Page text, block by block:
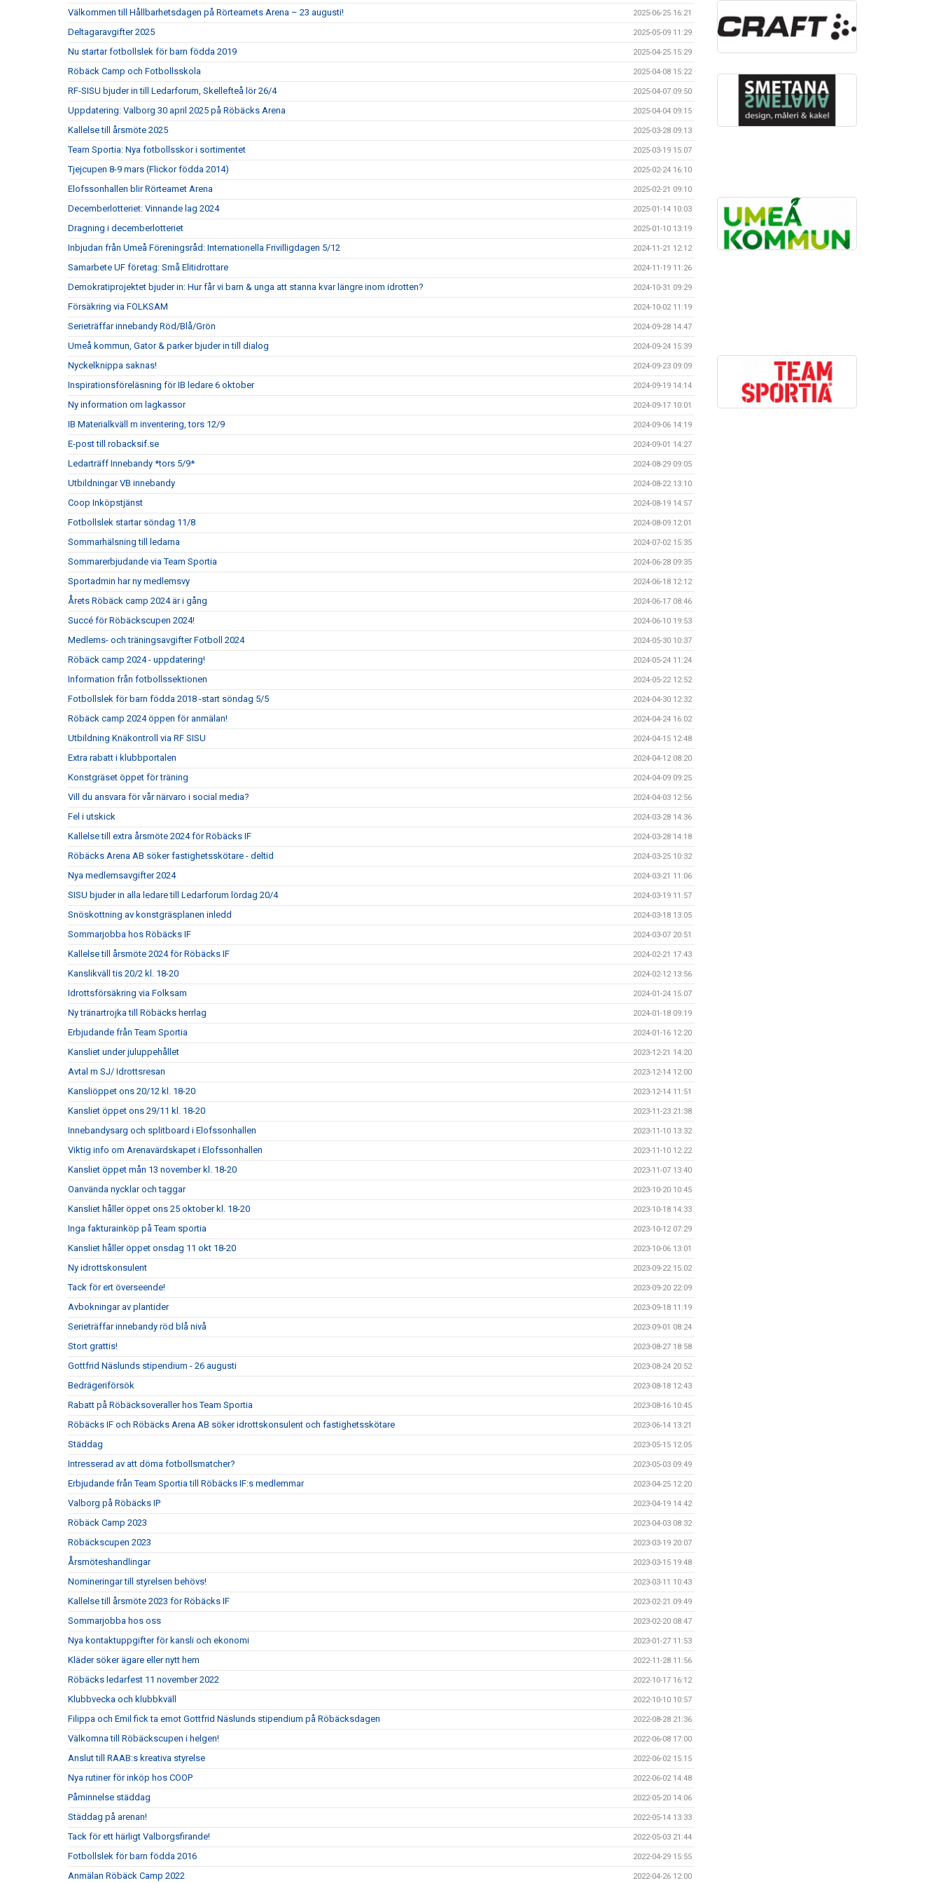
Välkommen till Hållbarhetsdagen på Rörteamets Arena – 23 augusti! 2025-06-25 16:21
Deltagaravgifter 2025 2025-05-09 11:29
Nu startar fotbollslek för barn födda 2019 2025-04-25 15:29
Röbäck Camp och Fotbollsskola 2025-04-08 15:22
RF-SISU bjuder in till Ledarforum, Skellefteå lör 26/4 2025-04-07 09:50
Uppdatering: Valborg 30 april 2025 på Röbäcks Arena 2025-04-04 09:15
Kallelse till årsmöte 2025 2025-03-28 09:13
Team Sportia: Nya fotbollsskor i sortimentet 2025-03-19 15:07
Tjejcupen 8-9 mars (Flickor födda 2014) 2025-02-24 16:10
Elofssonhallen blir Rörteamet Arena 2025-02-21 09:10
Decemberlotteriet: Vinnande lag 2024 2025-01-14 10:03
Dragning i decemberlotteriet 2025-01-10 13:19
Inbjudan från Umeå Föreningsråd: Internationella Frivilligdagen 5/12 2024-11-21 12:12
Samarbete UF företag: Små Elitidrottare 2024-11-19 11:26
Demokratiprojektet bjuder in: Hur får vi barn & unga att stanna kvar längre inom idrotten? 2024-10-31 09:29
Försäkring via FOLKSAM 2024-10-02 11:19
Serieträffar innebandy Röd/Blå/Grön 2024-09-28 14:47
Umeå kommun, Gator & parker bjuder in till dialog 2024-09-24 15:39
Nyckelknippa saknas! 2024-09-23 09:09
Inspirationsföreläsning för IB ledare 6 oktober 2024-09-19 14:14
Ny information om lagkassor 2024-09-17 10:01
IB Materialkväll m inventering, tors 12/9 2024-09-06 14:19
E-post till robacksif.se 2024-09-01 14:27
Ledarträff Innebandy *tors 5/9* 2024-08-29 09:05
Utbildningar VB innebandy 2024-08-22 13:10
Coop Inköpstjänst 2024-08-19 14:57
Fotbollslek startar söndag 11/8 2024-08-09 12:01
Sommarhälsning till ledarna 2024-07-02 15:35
Sommarerbjudande via Team Sportia 2024-06-28 09:35
Sportadmin har ny medlemsvy 2024-06-18 12:12
Årets Röbäck camp 2024 är i gång 2024-06-17 08:46
Succé för Röbäckscupen 2024! 2024-06-10 19:53
Medlems- och träningsavgifter Fotboll 2024 2024-05-30 10:37
Röbäck camp 2024 - uppdatering! 2024-05-24 11:24
Information från fotbollssektionen 2024-05-22 12:52
Fotbollslek för barn födda 2018 -start söndag 5/5 2024-04-30 12:32
Röbäck camp 2024 öppen för anmälan! 2024-04-24 16:02
Utbildning Knäkontroll via RF SISU 2024-04-15 12:48
Extra rabatt i klubbportalen 2024-04-12 08:20
Konstgräset öppet för träning 2024-04-09 09:25
Vill du ansvara för vår närvaro i social media? 2024-04-03 12:56
Fel i utskick 2024-03-28 14:36
Kallelse till extra årsmöte 2024 för Röbäcks IF 2024-03-28 14:18
Röbäcks Arena AB söker fastighetsskötare - deltid 2024-03-25 10:32
Nya medlemsavgifter 2024 2024-03-21 11:06
SISU bjuder in alla ledare till Ledarforum lördag 20/4 2024-03-19 11:57
Snöskottning av konstgräsplanen inledd 2024-03-18 13:05
Sommarjobba hos Röbäcks IF 2024-03-07 20:51
Kallelse till årsmöte 2024 för Röbäcks IF 2024-02-21 17:43
Kanslikväll tis 20/2 kl. 18-20 2024-02-12 13:56
Idrottsförsäkring via Folksam 2024-01-24 15:07
Ny tränartrojka till Röbäcks herrlag 2024-01-18 09:19
Erbjudande från Team Sportia 2024-01-16 12:20
Kansliet under juluppehållet 2023-12-21 14:20
Avtal m SJ/ Idrottsresan 2023-12-14 12:00
Kansliöppet ons 20/12 kl. 18-20 2023-12-14 11:51
Kansliet öppet ons 29/11 kl. 18-20 2023-11-23 21:38
Innebandysarg och splitboard i Elofssonhallen 2023-11-10 13:32
Viktig info om Arenavärdskapet i Elofssonhallen 2023-11-10 12:22
Kansliet öppet mån 13 november kl. 18-20 2023-11-07 13:40
Oanvända nycklar och taggar 2023-10-20 10:45
Kansliet håller öppet ons 25 oktober kl. 18-20 2023-10-18 14:33
Inga fakturainköp på Team sportia 2023-10-12 07:29
Kansliet håller öppet onsdag 11 okt 18-20 2023-10-06 13:01
Ny idrottskonsulent 2023-09-22 15:02
Tack för ert överseende! 2023-09-20 22:09
Avbokningar av plantider 2023-09-18 11:19
Serieträffar innebandy röd blå nivå 2023-09-01 08:24
Stort grattis! 2023-08-27 18:58
Gottfrid Näslunds stipendium - 26 augusti 2023-08-24 20:52
Bedrägeriförsök 2023-08-18 12:43
Rabatt på Röbäcksoveraller hos Team Sportia 2023-08-16 10:45
Röbäcks IF och Röbäcks Arena AB söker idrottskonsulent och fastighetsskötare 2023-06-14 13:21
Städdag 2023-05-15 12:05
Intresserad av att döma fotbollsmatcher? 2023-05-03 09:49
Erbjudande från Team Sportia till Röbäcks IF:s medlemmar 2023-04-25 12:20
Valborg på Röbäcks IP 2023-04-19 14:42
Röbäck Camp 2023 2023-04-03 08:32
Röbäckscupen 2023 2023-03-19 20:07
Årsmöteshandlingar 2023-03-15 19:48
Nomineringar till styrelsen behövs! 2023-03-11 10:43
Kallelse till årsmöte 2023 för Röbäcks IF 2023-02-21 09:49
Sommarjobba hos oss 2023-02-20 08:47
Nya kontaktuppgifter för kansli och ekonomi 2023-01-27 11:53
Kläder söker ägare eller nytt hem 2022-11-28 11:56
Röbäcks ledarfest 11 november 2022 2022-10-17 16:12
Klubbvecka och klubbkväll 2022-10-10 10:57
Filippa och Emil fick ta emot Gottfrid Näslunds stipendium på Röbäcksdagen 2022-08-28 21:36
Välkomna till Röbäckscupen i helgen! 2022-06-08 17:00
Anslut till RAAB:s kreativa styrelse 2022-06-02 15:15
Nya rutiner för inköp hos COOP 2022-06-02 14:48
Påminnelse städdag 2022-05-20 14:06
Städdag på arenan! 2022-05-14 13:33
Tack för ett härligt Valborgsfirande! 2022-05-03 21:44
Fotbollslek för barn födda 2016 2022-04-29 15:55
Anmälan Röbäck Camp 2022 2022-04-26 12:00